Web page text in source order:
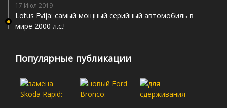
17 Июл 2019
Lotus Evija: самый мощный серийный автомобиль в
мире 2000 л.с.!
Популярные публикации